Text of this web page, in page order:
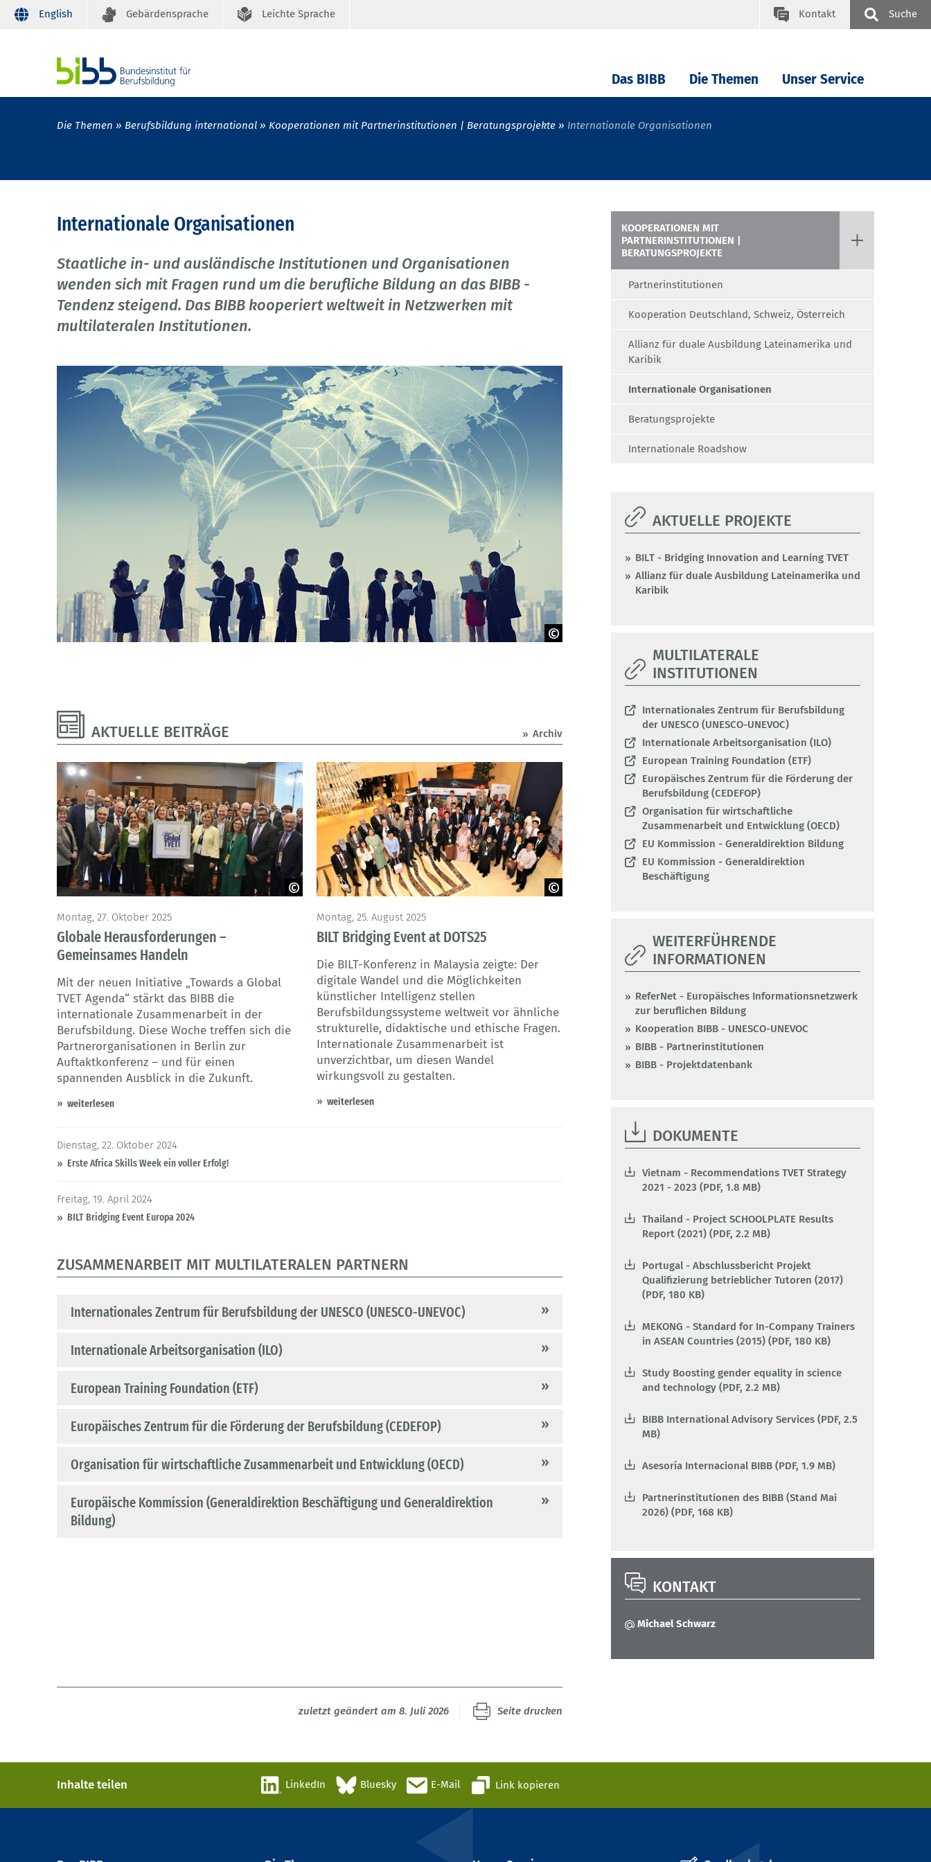
English Gebärdensprache Leichte Sprache Kontakt Suche
Das BIBB Die Themen Unser Service
Die Themen Berufsbildung international Kooperationen mit Partnerinstitutionen | Beratungsprojekte Internationale Organisationen
Internationale Organisationen
Staatliche in- und ausländische Institutionen und Organisationen
wenden sich mit Fragen rund um die berufliche Bildung an das BIBB -
Tendenz steigend. Das BIBB kooperiert weltweit in Netzwerken mit
multilateralen Institutionen.
AKTUELLE BEITRÄGE Archiv
Montag, 27. Oktober 2025
Globale Herausforderungen –
Gemeinsames Handeln
Mit der neuen Initiative „Towards a Global
TVET Agenda“ stärkt das BIBB die
internationale Zusammenarbeit in der
Berufsbildung. Diese Woche treffen sich die
Partnerorganisationen in Berlin zur
Auftaktkonferenz – und für einen
spannenden Ausblick in die Zukunft.
weiterlesen
Montag, 25. August 2025
BILT Bridging Event at DOTS25
Die BILT-Konferenz in Malaysia zeigte: Der
digitale Wandel und die Möglichkeiten
künstlicher Intelligenz stellen
Berufsbildungssysteme weltweit vor ähnliche
strukturelle, didaktische und ethische Fragen.
Internationale Zusammenarbeit ist
unverzichtbar, um diesen Wandel
wirkungsvoll zu gestalten.
weiterlesen
Dienstag, 22. Oktober 2024
Erste Africa Skills Week ein voller Erfolg!
Freitag, 19. April 2024
BILT Bridging Event Europa 2024
ZUSAMMENARBEIT MIT MULTILATERALEN PARTNERN
Internationales Zentrum für Berufsbildung der UNESCO (UNESCO-UNEVOC)
Internationale Arbeitsorganisation (ILO)
European Training Foundation (ETF)
Europäisches Zentrum für die Förderung der Berufsbildung (CEDEFOP)
Organisation für wirtschaftliche Zusammenarbeit und Entwicklung (OECD)
Europäische Kommission (Generaldirektion Beschäftigung und Generaldirektion
Bildung)
KOOPERATIONEN MIT
PARTNERINSTITUTIONEN |
BERATUNGSPROJEKTE
Partnerinstitutionen
Kooperation Deutschland, Schweiz, Österreich
Allianz für duale Ausbildung Lateinamerika und
Karibik
Internationale Organisationen
Beratungsprojekte
Internationale Roadshow
AKTUELLE PROJEKTE
BILT - Bridging Innovation and Learning TVET
Allianz für duale Ausbildung Lateinamerika und
Karibik
MULTILATERALE
INSTITUTIONEN
Internationales Zentrum für Berufsbildung
der UNESCO (UNESCO-UNEVOC)
Internationale Arbeitsorganisation (ILO)
European Training Foundation (ETF)
Europäisches Zentrum für die Förderung der
Berufsbildung (CEDEFOP)
Organisation für wirtschaftliche
Zusammenarbeit und Entwicklung (OECD)
EU Kommission - Generaldirektion Bildung
EU Kommission - Generaldirektion
Beschäftigung
WEITERFÜHRENDE
INFORMATIONEN
ReferNet - Europäisches Informationsnetzwerk
zur beruflichen Bildung
Kooperation BIBB - UNESCO-UNEVOC
BIBB - Partnerinstitutionen
BIBB - Projektdatenbank
DOKUMENTE
Vietnam - Recommendations TVET Strategy
2021 - 2023 (PDF, 1.8 MB)
Thailand - Project SCHOOLPLATE Results
Report (2021) (PDF, 2.2 MB)
Portugal - Abschlussbericht Projekt
Qualifizierung betrieblicher Tutoren (2017)
(PDF, 180 KB)
MEKONG - Standard for In-Company Trainers
in ASEAN Countries (2015) (PDF, 180 KB)
Study Boosting gender equality in science
and technology (PDF, 2.2 MB)
BIBB International Advisory Services (PDF, 2.5
MB)
Asesoría Internacional BIBB (PDF, 1.9 MB)
Partnerinstitutionen des BIBB (Stand Mai
2026) (PDF, 168 KB)
KONTAKT
Michael Schwarz
zuletzt geändert am 8. Juli 2026 Seite drucken
Inhalte teilen LinkedIn Bluesky E-Mail Link kopieren